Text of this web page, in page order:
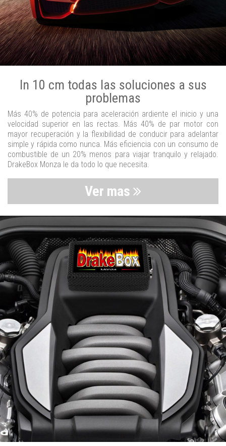
In 10 cm todas las soluciones a sus
problemas
Más 40% de potencia para aceleración ardiente el inicio y una
velocidad superior en las rectas. Más 40% de par motor con
mayor recuperación y la flexibilidad de conducir para adelantar
simple y rápida como nunca. Más eficiencia con un consumo de
combustible de un 20% menos para viajar tranquilo y relajado.
DrakeBox Monza le da todo lo que necesita.
Ver mas